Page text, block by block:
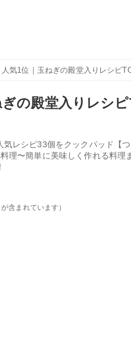
気1位｜玉ねぎの殿堂入りレシピ
ぎの殿堂入りレシ
気レシピ33個をクックパッド【
理〜簡単に美味しく作れる料
含まれています）